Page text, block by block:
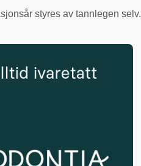
styres av tannlegen selv.